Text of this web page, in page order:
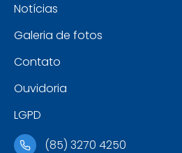
Notícias
Galeria de fotos
Contato
Ouvidoria
LGPD
(85) 3270 4250